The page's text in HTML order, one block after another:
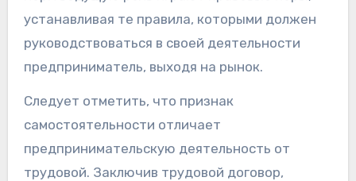
устанавливая те правила, которыми должен
руководствоваться в своей деятельности
предприниматель, выходя на рынок.
Следует отметить, что признак
самостоятельности отличает
предпринимательскую деятельность от
трудовой. Заключив трудовой договор,